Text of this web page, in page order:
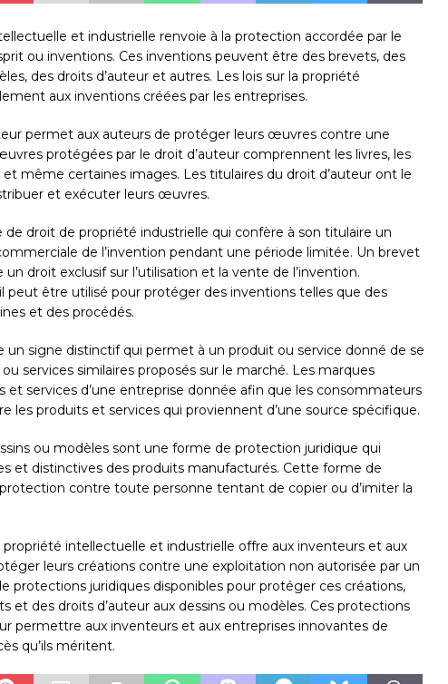
et industrielle renvoie à la protection accordée par le
ou inventions. Ces inventions peuvent être des brevets, des
des droits d’auteur et autres. Les lois sur la propriété
aux inventions créées par les entreprises.
permet aux auteurs de protéger leurs œuvres contre une
protégées par le droit d’auteur comprennent les livres, les
et même certaines images. Les titulaires du droit d’auteur ont le
et exécuter leurs œuvres.
droit de propriété industrielle qui confère à son titulaire un
de l’invention pendant une période limitée. Un brevet
droit exclusif sur l’utilisation et la vente de l’invention.
peut être utilisé pour protéger des inventions telles que des
et des procédés.
un signe distinctif qui permet à un produit ou service donné de se
services similaires proposés sur le marché. Les marques
et services d’une entreprise donnée afin que les consommateurs
les produits et services qui proviennent d’une source spécifique.
ou modèles sont une forme de protection juridique qui
et distinctives des produits manufacturés. Cette forme de
contre toute personne tentant de copier ou d’imiter la
propriété intellectuelle et industrielle offre aux inventeurs et aux
leurs créations contre une exploitation non autorisée par un
protections juridiques disponibles pour protéger ces créations,
et des droits d’auteur aux dessins ou modèles. Ces protections
permettre aux inventeurs et aux entreprises innovantes de
qu’ils méritent.